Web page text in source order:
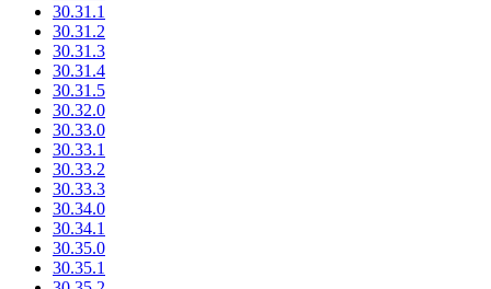
30.31.1
30.31.2
30.31.3
30.31.4
30.31.5
30.32.0
30.33.0
30.33.1
30.33.2
30.33.3
30.34.0
30.34.1
30.35.0
30.35.1